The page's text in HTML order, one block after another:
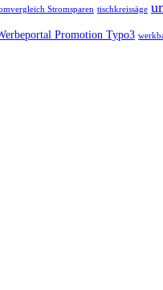
Stromsparen tischkreissäge
Promotion Typo3